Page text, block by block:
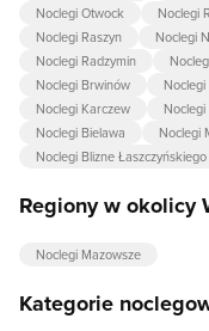
Noclegi Otwock
Noclegi
Noclegi Raszyn
Noclegi
Noclegi Radzymin
Noclegi Brwinów
Noclegi
Noclegi Karczew
Noclegi Bielawa
Noclegi
Noclegi Blizne Łaszczyńskiego
Regiony w okolicy
Noclegi Mazowsze
Kategorie